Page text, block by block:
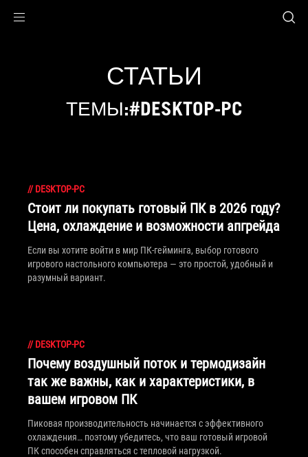
СТАТЬИ
ТЕМЫ:#DESKTOP-PC
// DESKTOP-PC
Стоит ли покупать готовый ПК в 2026 году?
Цена, охлаждение и возможности апгрейда
Если вы хотите войти в мир ПК-гейминга, выбор готового
игрового настольного компьютера — это простой, удобный и
разумный вариант.
// DESKTOP-PC
Почему воздушный поток и термодизайн
так же важны, как и характеристики, в
вашем игровом ПК
Пиковая производительность начинается с эффективного
охлаждения… поэтому убедитесь, что ваш готовый игровой
ПК способен справляться с тепловой нагрузкой.